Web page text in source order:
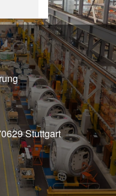
Stuttgart